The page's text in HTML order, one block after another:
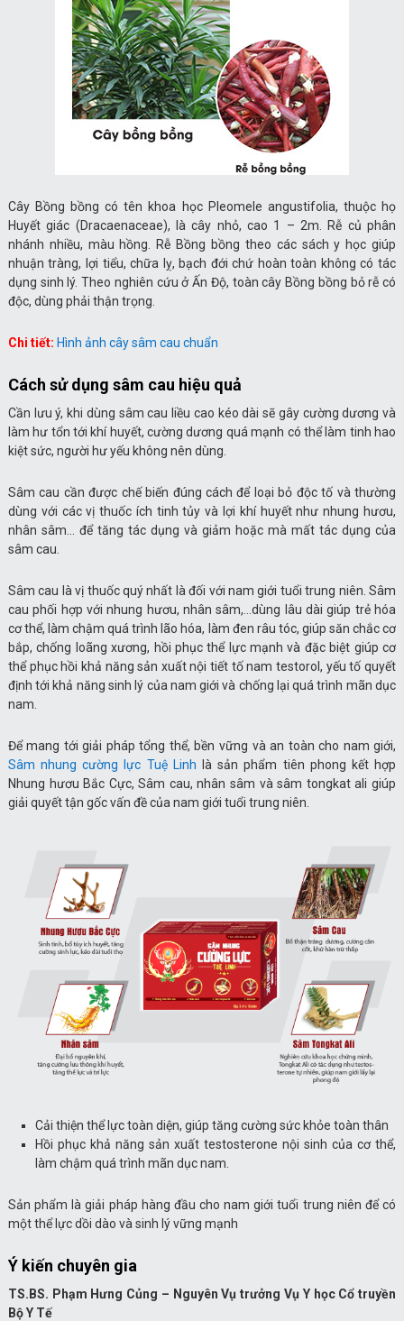
Cây Bồng bồng có tên khoa học Pleomele angustifolia, thuộc họ
Huyết giác (Dracaenaceae), là cây nhỏ, cao 1 – 2m. Rễ củ phân
nhánh nhiều, màu hồng. Rễ Bồng bồng theo các sách y học giúp
nhuận tràng, lợi tiểu, chữa lỵ, bạch đới chứ hoàn toàn không có tác
dụng sinh lý. Theo nghiên cứu ở Ấn Độ, toàn cây Bồng bồng bỏ rễ có
độc, dùng phải thận trọng.
Chi tiết: Hình ảnh cây sâm cau chuẩn
Cách sử dụng sâm cau hiệu quả
Cần lưu ý, khi dùng sâm cau liều cao kéo dài sẽ gây cường dương và
làm hư tổn tới khí huyết, cường dương quá mạnh có thể làm tinh hao
kiệt sức, người hư yếu không nên dùng.
Sâm cau cần được chế biến đúng cách để loại bỏ độc tố và thường
dùng với các vị thuốc ích tinh tủy và lợi khí huyết như nhung hươu,
nhân sâm… để tăng tác dụng và giảm hoặc mà mất tác dụng của
sâm cau.
Sâm cau là vị thuốc quý nhất là đối với nam giới tuổi trung niên. Sâm
cau phối hợp với nhung hươu, nhân sâm,…dùng lâu dài giúp trẻ hóa
cơ thể, làm chậm quá trình lão hóa, làm đen râu tóc, giúp săn chắc cơ
bắp, chống loãng xương, hồi phục thể lực mạnh và đặc biệt giúp cơ
thể phục hồi khả năng sản xuất nội tiết tố nam testorol, yếu tố quyết
định tới khả năng sinh lý của nam giới và chống lại quá trình mãn dục
nam.
Để mang tới giải pháp tổng thể, bền vững và an toàn cho nam giới,
Sâm nhung cường lực Tuệ Linh là sản phẩm tiên phong kết hợp
Nhung hươu Bắc Cực, Sâm cau, nhân sâm và sâm tongkat ali giúp
giải quyết tận gốc vấn đề của nam giới tuổi trung niên.
Cải thiện thể lực toàn diện, giúp tăng cường sức khỏe toàn thân
Hồi phục khả năng sản xuất testosterone nội sinh của cơ thể,
làm chậm quá trình mãn dục nam.
Sản phẩm là giải pháp hàng đầu cho nam giới tuổi trung niên để có
một thể lực dồi dào và sinh lý vững mạnh
Ý kiến chuyên gia
TS.BS. Phạm Hưng Củng – Nguyên Vụ trưởng Vụ Y học Cổ truyền
Bộ Y Tế